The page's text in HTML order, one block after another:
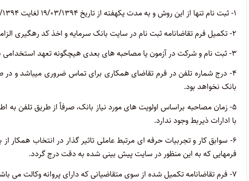
۱- ثبت ­نام تنها از این روش و به مدت یکهفته از تاریخ ۱۹/۰۳/۱۳۹۴ لغایت ۲۵/۰۳/۱۳۹۴ خواهد بود.
۲- تکمیل فرم تقاضانامه ثبت ­نام در سایت بانک سرمایه و اخذ کد رهگیری الزامی است.
۳- ثبت ­نام و شرکت در آزمون یا مصاحبه­ های بعدی هیچگونه تعهد استخدامی برای بانک ایجاد نخواهد نمود.
۴- درج شماره تلفن در فرم تقاضای همکاری برای تماس ضروری می­باشد و در
بانک نخواهد بود.
۵- زمان مصاحبه براساس اولویت­ های مورد نیاز بانک، صرفاً از طریق تلفن
با ادارات ذیربط وجود ندارد.
۶- سوابق کار و تجربیات حرفه ای مرتبط عاملی تاثیر گذار در انتخاب همکار
فرمهایی که به این منظور در سایت پیش بینی شده به دقت درج گردد.
۷- فرم تقاضانامه تکمیل شده از سوی متقاضیانی که دارای پروانه وکالت می باشند، ترتیب اثر داده نخواهد شد.